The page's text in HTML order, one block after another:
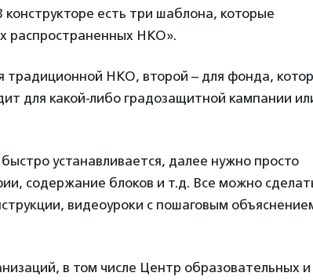
есть три шаблона, которые
распространенных НКО».
традиционной НКО, второй – для фонда,
для какой-либо градозащитной кампании
устанавливается, далее нужно просто
содержание блоков и т.д. Все можно
видеоуроки с пошаговым
в том числе Центр образовательных и